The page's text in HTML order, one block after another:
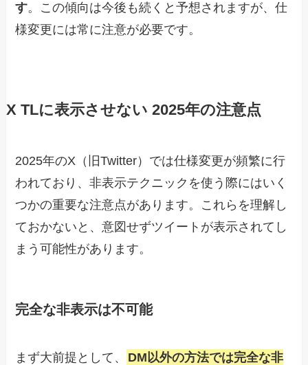
す。この傾向は今後も続くと予想されますが、仕
様変更には常に注意が必要です。
X TLに表示させない 2025年の注意点
2025年のX（旧Twitter）では仕様変更が頻繁に行
われており、非表示テクニックを使う際にはいく
つかの重要な注意点があります。これらを理解し
ておかないと、意図せずツイートが表示されてし
まう可能性があります。
完全な非表示は不可能
まず大前提として、
DM以外の方法では完全な非